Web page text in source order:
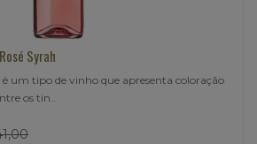
Syrah
um tipo de vinho que apresenta coloração
os tin..